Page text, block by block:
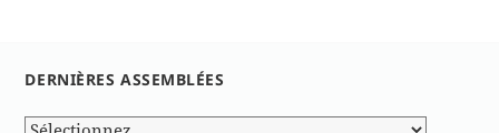
DERNIÈRES ASSEMBLÉES